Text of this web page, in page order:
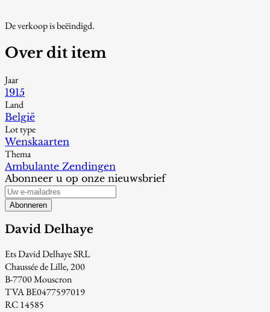
De verkoop is beëindigd.
Over dit item
Jaar
1915
Land
België
Lot type
Wenskaarten
Thema
Ambulante Zendingen
Abonneer u op onze nieuwsbrief
Abonneren
David Delhaye
Ets David Delhaye SRL
Chaussée de Lille, 200
B-7700 Mouscron
TVA BE0477597019
RC 14585